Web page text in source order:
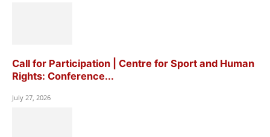
Call for Participation | Centre for Sport and Human
Rights: Conference...
July 27, 2026